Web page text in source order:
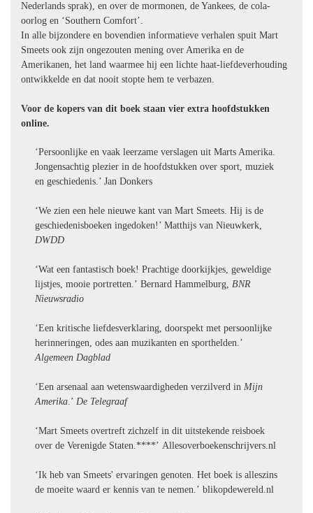
Nederlands sprak), en over de mormonen, de Yankees, de cola-
oorlog en ‘Southern Comfort’.
In alle bijzondere en bovendien informatieve verhalen spuit Mart
Smeets ook zijn ongezouten mening over Amerika en de
Amerikanen, het land waarmee hij een lichte haat-liefdeverhouding
ontwikkelde en dat nooit stopte hem te verbazen.
Voor de kopers van dit boek staan vier extra hoofdstukken
online.
‘Persoonlijke en vaak leerzame verslagen uit Marts Amerika.
Jongensachtig plezier in de hoofdstukken over sport, muziek
en geschiedenis.’ Jan Donkers
‘We zien een hele nieuwe kant van Mart Smeets. Hij is de
geschiedenisboeken ingedoken!’ Matthijs van Nieuwkerk,
DWDD
‘Wat een fantastisch boek! Prachtige doorkijkjes, geweldige
lijstjes, mooie portretten.’ Bernard Hammelburg, BNR
Nieuwsradio
‘Een kritische liefdesverklaring, doorspekt met persoonlijke
herinneringen, odes aan muzikanten en sporthelden.’
Algemeen Dagblad
‘Een arsenaal aan wetenswaardigheden verzilverd in Mijn
Amerika.’ De Telegraaf
‘Mart Smeets overtreft zichzelf in dit uitstekende reisboek
over de Verenigde Staten.****’ Allesoverboekenschrijvers.nl
‘Ik heb van Smeets' ervaringen genoten. Het boek is alleszins
de moeite waard er kennis van te nemen.’ blikopdewereld.nl